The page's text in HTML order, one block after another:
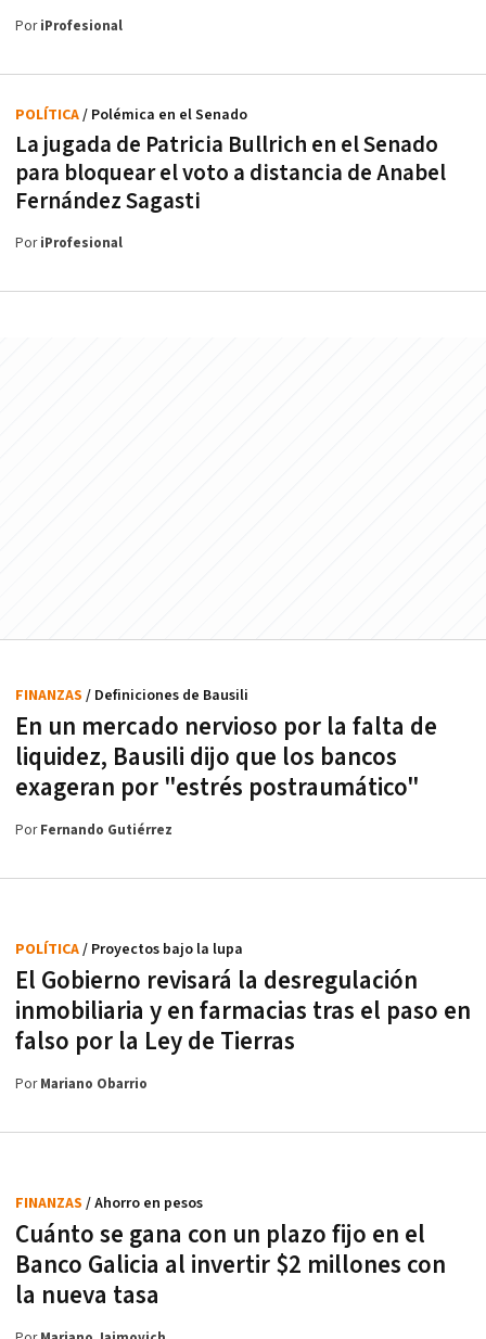
PoriProfesional
La jugada de Patricia Bullrich en el Senado
para bloquear el voto a distancia de Anabel
Fernández Sagasti
POLÍTICA/ Polémica en el Senado
PoriProfesional
En un mercado nervioso por la falta de
liquidez, Bausili dijo que los bancos
exageran por "estrés postraumático"
FINANZAS / Definiciones de Bausili
PorFernando Gutiérrez
El Gobierno revisará la desregulación
inmobiliaria y en farmacias tras el paso en
falso por la Ley de Tierras
POLÍTICA/ Proyectos bajo la lupa
PorMariano Obarrio
Cuánto se gana con un plazo fijo en el
Banco Galicia al invertir $2 millones con
la nueva tasa
FINANZAS / Ahorro en pesos